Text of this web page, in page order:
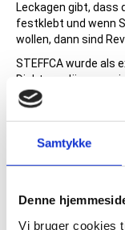
Samtykke
Denne
Vi bruger cookies
Leckagen gibt, dass
festklebt und wenn
wollen, dann sind
STEFFCA wurde als
Dichtungslösungen
ausgewählt.
ERSETZT ACHT
Revoseal Vario ist
Dichtungsmaße mit
und DIN-Normen
eingesetzt werden
400 bar.